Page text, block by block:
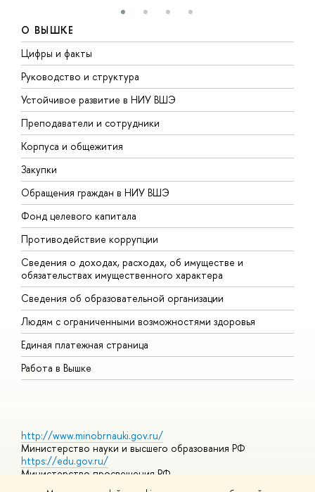
О ВЫШКЕ
Цифры и факты
Руководство и структура
Устойчивое развитие в НИУ ВШЭ
Преподаватели и сотрудники
Корпуса и общежития
Закупки
Обращения граждан в НИУ ВШЭ
Фонд целевого капитала
Противодействие коррупции
Сведения о доходах, расходах, об имуществе и
обязательствах имущественного характера
Сведения об образовательной организации
Людям с ограниченными возможностями здоровья
Единая платежная страница
Работа в Вышке
http://www.minobrnauki.gov.ru/
Министерство науки и высшего образования РФ
https://edu.gov.ru/
Министерство просвещения РФ
https://elearning.hse.ru/mooc